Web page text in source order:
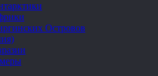
Островов